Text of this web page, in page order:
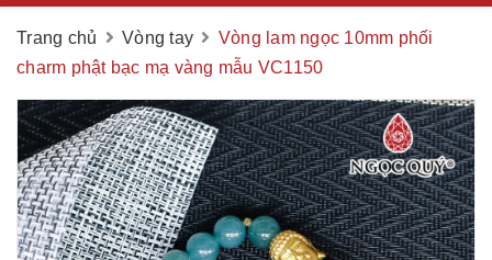
Trang chủ Vòng tay
Vòng lam ngọc 10mm phối
charm phật bạc mạ vàng mẫu VC1150